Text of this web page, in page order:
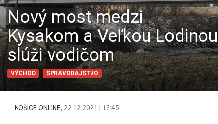
Nový most medzi
Kysakom a Veľkou Lodinou
slúži vodičom
VÝCHOD SPRAVODAJSTVO
KOŠICE ONLINE, 22.12.2021 | 13:45